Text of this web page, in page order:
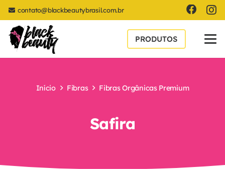
contato@blackbeautybrasil.com.br
PRODUTOS
Início Fibras Fibras Orgânicas Premium
Safira